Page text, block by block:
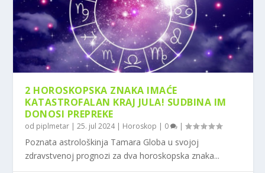
2 HOROSKOPSKA ZNAKA IMAĆE
KATASTROFALAN KRAJ JULA! SUDBINA IM
DONOSI PREPREKE
od piplmetar |25. jul 2024| Horoskop | 0 |
Poznata astrološkinja Tamara Globa u svojoj
zdravstvenoj prognozi za dva horoskopska znaka...